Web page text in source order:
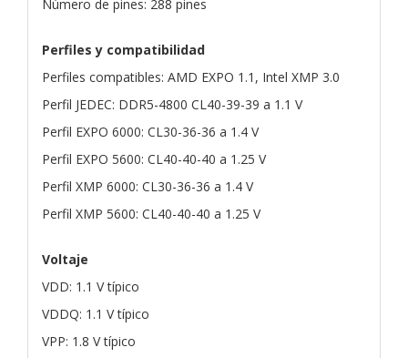
Número de pines: 288 pines
Perfiles y compatibilidad
Perfiles compatibles: AMD EXPO 1.1, Intel XMP 3.0
Perfil JEDEC: DDR5-4800 CL40-39-39 a 1.1 V
Perfil EXPO 6000: CL30-36-36 a 1.4 V
Perfil EXPO 5600: CL40-40-40 a 1.25 V
Perfil XMP 6000: CL30-36-36 a 1.4 V
Perfil XMP 5600: CL40-40-40 a 1.25 V
Voltaje
VDD: 1.1 V típico
VDDQ: 1.1 V típico
VPP: 1.8 V típico